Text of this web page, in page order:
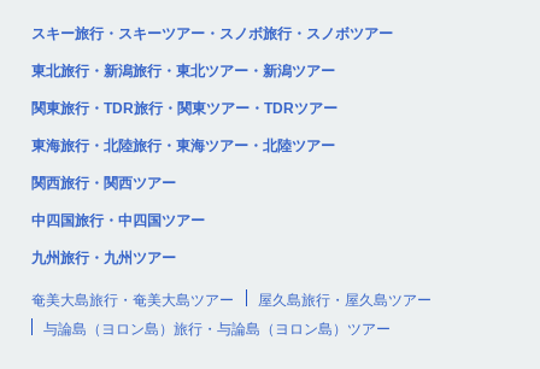
スキー旅行・スキーツアー・スノボ旅行・スノボツアー
東北旅行・新潟旅行・東北ツアー・新潟ツアー
関東旅行・TDR旅行・関東ツアー・TDRツアー
東海旅行・北陸旅行・東海ツアー・北陸ツアー
関西旅行・関西ツアー
中四国旅行・中四国ツアー
九州旅行・九州ツアー
奄美大島旅行・奄美大島ツアー
屋久島旅行・屋久島ツアー
与論島（ヨロン島）旅行・与論島（ヨロン島）ツアー